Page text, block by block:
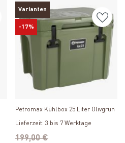
Varianten
-17%
Produkt ansehen
Petromax Kühlbox 25 Liter Olivgrün
Lieferzeit: 3 bis 7 Werktage
199,00 €